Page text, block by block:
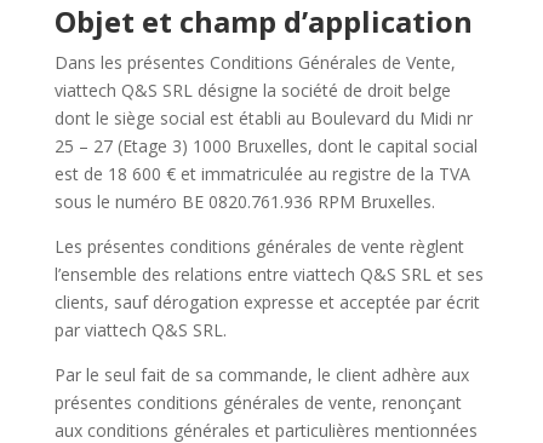
Objet et champ d’application
Dans les présentes Conditions Générales de Vente,
viattech Q&S SRL désigne la société de droit belge
dont le siège social est établi au Boulevard du Midi nr
25 – 27 (Etage 3) 1000 Bruxelles, dont le capital social
est de 18 600 € et immatriculée au registre de la TVA
sous le numéro BE 0820.761.936 RPM Bruxelles.
Les présentes conditions générales de vente règlent
l’ensemble des relations entre viattech Q&S SRL et ses
clients, sauf dérogation expresse et acceptée par écrit
par viattech Q&S SRL.
Par le seul fait de sa commande, le client adhère aux
présentes conditions générales de vente, renonçant
aux conditions générales et particulières mentionnées